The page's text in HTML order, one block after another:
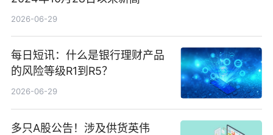
2026-06-29
每日短讯：什么是银行理财产品
的风险等级R1到R5？
2026-06-29
多只A股公告！涉及供货英伟